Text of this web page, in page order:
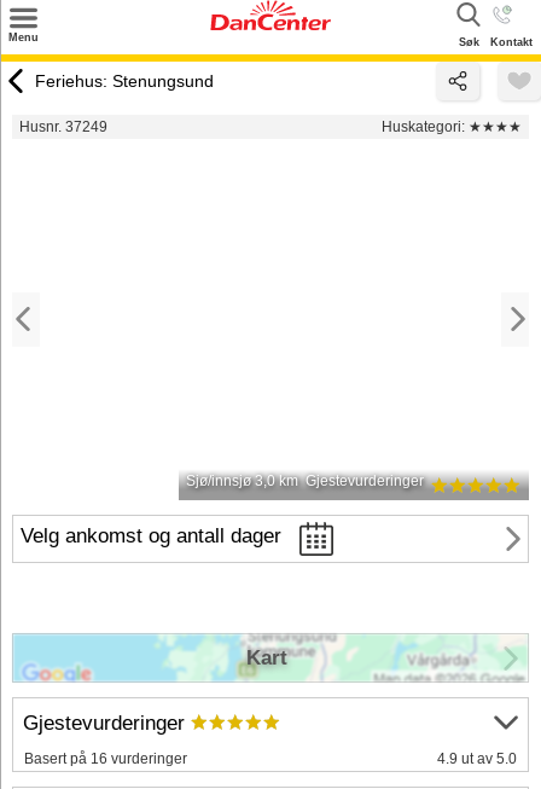
Menu Kontakt
Søk
Tilbud
Feriehus: Stenungsund
Husnr. 37249 Huskategori: ★★★★
Sjø/innsjø 3,0 km Gjestevurderinger
Velg ankomst og antall dager
Gjestevurderinger
Basert på 16 vurderinger 4.9 ut av 5.0
Kart